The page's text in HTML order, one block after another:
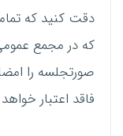
دقت کنید که
که در مجمع
صورتجلسه را
فاقد اعتبار